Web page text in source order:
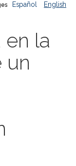
Español English
en la
un